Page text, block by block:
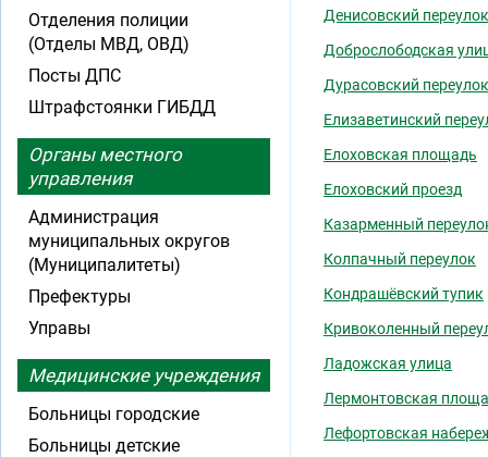
Денисовский переулок
Доброслободская
Дурасовский переулок
Елизаветинский
Елоховская площадь
Елоховский проезд
Казарменный
Колпачный переулок
Кондрашёвский тупик
Кривоколенный
Ладожская улица
Лермонтовская
Лефортовская
Отделения полиции
(Отделы МВД, ОВД)
Посты ДПС
Штрафстоянки ГИБДД
Органы местного
управления
Администрация
муниципальных округов
(Муниципалитеты)
Префектуры
Управы
Медицинские учреждения
Больницы городские
Больницы детские